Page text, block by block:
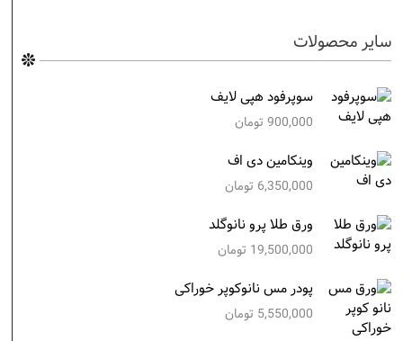
سایر محصولات
سوپرفود هپی لایف
900,000 تومان
وینکامین دی اف
6,350,000 تومان
ورق طلا پرو نانوگلد
19,500,000 تومان
پودر مس نانوکوپر خوراکی
5,550,000 تومان